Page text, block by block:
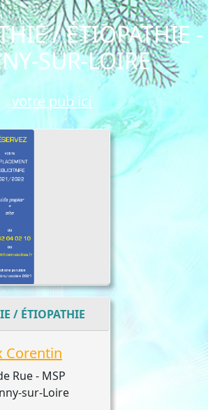
/ ÉTIOPATHIE -
SUR-LOIRE
votre pub ici
/ ÉTIOPATHIE
Corentin
Rue - MSP
sur-Loire